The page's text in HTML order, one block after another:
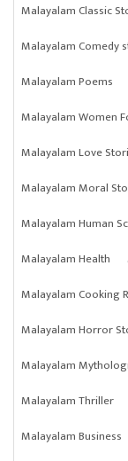
Malayalam Classic
Malayalam Comedy
Malayalam Poems
Malayalam Women
Malayalam Love
Malayalam Moral
Malayalam Human
Malayalam Health
Malayalam Cooking
Malayalam Horror
Malayalam
Malayalam Thriller
Malayalam Business